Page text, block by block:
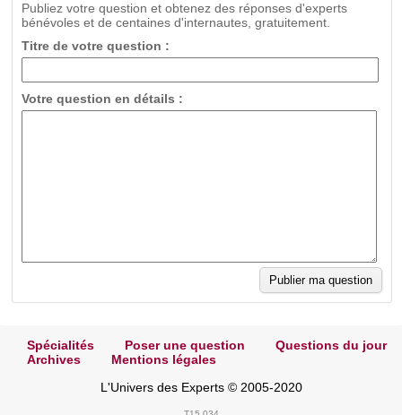
Publiez votre question et obtenez des réponses d'experts
bénévoles et de centaines d'internautes, gratuitement.
Titre de votre question :
Votre question en détails :
Spécialités Poser une question
Questions du jour
Archives
Mentions légales
L'Univers des Experts © 2005-2020